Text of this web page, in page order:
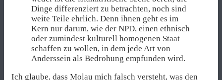
Dinge differenziert zu betrachten, noch sind
weite Teile ehrlich. Denn ihnen geht es im
Kern nur darum, wie der NPD, einen ethnisch
oder zumindest kulturell homogenen Staat
schaffen zu wollen, in dem jede Art von
Anderssein als Bedrohung empfunden wird.
Ich glaube, dass Molau mich falsch versteht, was den